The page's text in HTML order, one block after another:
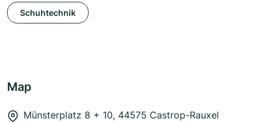
Schuhtechnik
Map
Münsterplatz 8 + 10, 44575 Castrop-Rauxel